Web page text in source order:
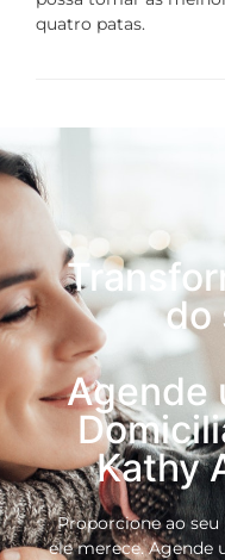
quatro patas.
do
Agende
Kathy
Proporcione ao seu
ele merece.